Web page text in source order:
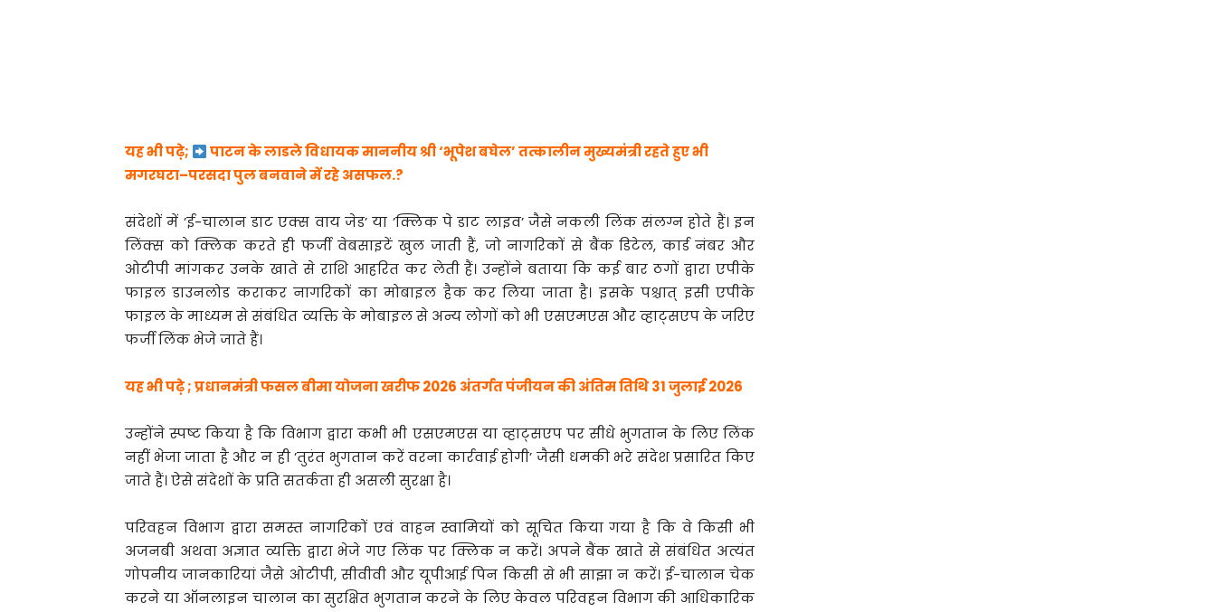
यह भी पढ़े;
पाटन के लाडले विधायक माननीय श्री ‘भूपेश बघेल’ तत्कालीन मुख्यमंत्री रहते हुए भी
मगरघटा–परसदा पुल बनवाने में रहे असफल.?
संदेशों में ’ई-चालान डाट एक्स वाय जेड’ या ’क्लिक पे डाट लाइव’ जैसे नकली लिंक संलग्न होते हैं। इन
लिंक्स को क्लिक करते ही फर्जी वेबसाइटें खुल जाती हैं, जो नागरिकों से बैंक डिटेल, कार्ड नंबर और
ओटीपी मांगकर उनके खाते से राशि आहरित कर लेती हैं। उन्होंने बताया कि कई बार ठगों द्वारा एपीके
फाइल डाउनलोड कराकर नागरिकों का मोबाइल हैक कर लिया जाता है। इसके पश्चात् इसी एपीके
फाइल के माध्यम से संबंधित व्यक्ति के मोबाइल से अन्य लोगों को भी एसएमएस और व्हाट्सएप के जरिए
फर्जी लिंक भेजे जाते हैं।
यह भी पढ़े ; प्रधानमंत्री फसल बीमा योजना खरीफ 2026 अंतर्गत पंजीयन की अंतिम तिथि 31 जुलाई 2026
उन्होंने स्पष्ट किया है कि विभाग द्वारा कभी भी एसएमएस या व्हाट्सएप पर सीधे भुगतान के लिए लिंक
नहीं भेजा जाता है और न ही ’तुरंत भुगतान करें वरना कार्रवाई होगी’ जैसी धमकी भरे संदेश प्रसारित किए
जाते हैं। ऐसे संदेशों के प्रति सतर्कता ही असली सुरक्षा है।
परिवहन विभाग द्वारा समस्त नागरिकों एवं वाहन स्वामियों को सूचित किया गया है कि वे किसी भी
अजनबी अथवा अज्ञात व्यक्ति द्वारा भेजे गए लिंक पर क्लिक न करें। अपने बैंक खाते से संबंधित अत्यंत
गोपनीय जानकारियां जैसे ओटीपी, सीवीवी और यूपीआई पिन किसी से भी साझा न करें। ई-चालान चेक
करने या ऑनलाइन चालान का सुरक्षित भुगतान करने के लिए केवल परिवहन विभाग की आधिकारिक